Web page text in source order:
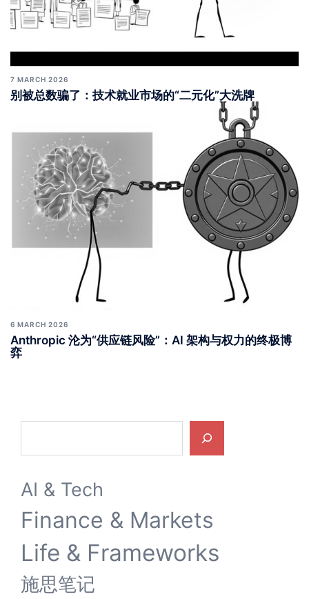
7 MARCH 2026
别被总数骗了：技术就业市场的“二元化”大洗牌
6 MARCH 2026
Anthropic 沦为“供应链风险”：AI 架构与权力的终极博
弈
AI & Tech
Finance & Markets
Life & Frameworks
施思笔记